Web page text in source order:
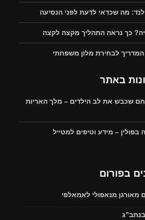
מה שכדאי לדעת לפני הנסיעה
כך נראה התהליך מקצה לקצה
המדריך לבחירת מלון משפחתי
באתר
שכבש את לב הילדים – מלך האריות
בפולין – מידע וטיפים למטייל
בפורום
מאורגן מנאפולי לאמאלפי